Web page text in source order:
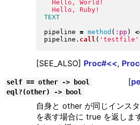
TEXT
pipeline = method ( :pp )
pipeline . call ( 'testfile'
[SEE_ALSO] Proc#<<,
self == other -> bool [
eql?(other) -> bool
自身と other が同じインス
を表す場合に true を返しま